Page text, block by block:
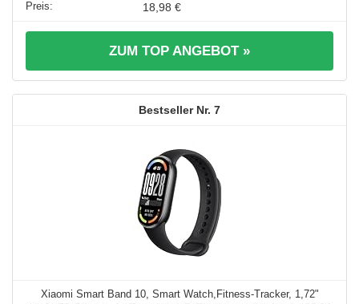
18,98 €
ZUM TOP ANGEBOT »
7
Xiaomi Smart Band 10, Smart Watch,Fitness-Tracker, 1,72"